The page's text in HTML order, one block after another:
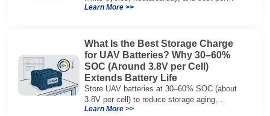
hectare—here’s the evaluation framework.
Learn More >>
What Is the Best Storage Charge
for UAV Batteries? Why 30–60%
SOC (Around 3.8V per Cell)
Extends Battery Life
Store UAV batteries at 30–60% SOC (about
3.8V per cell) to reduce storage aging,
preserve capacity, and extend service life.
Learn More >>